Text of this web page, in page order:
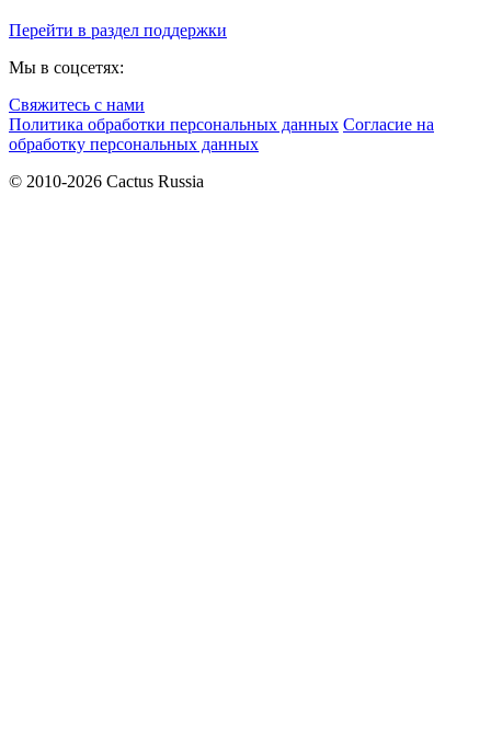
Перейти в раздел поддержки
Мы в соцсетях:
Свяжитесь с нами
Политика обработки персональных данных Согласие на
обработку персональных данных
© 2010-2026 Cactus Russia